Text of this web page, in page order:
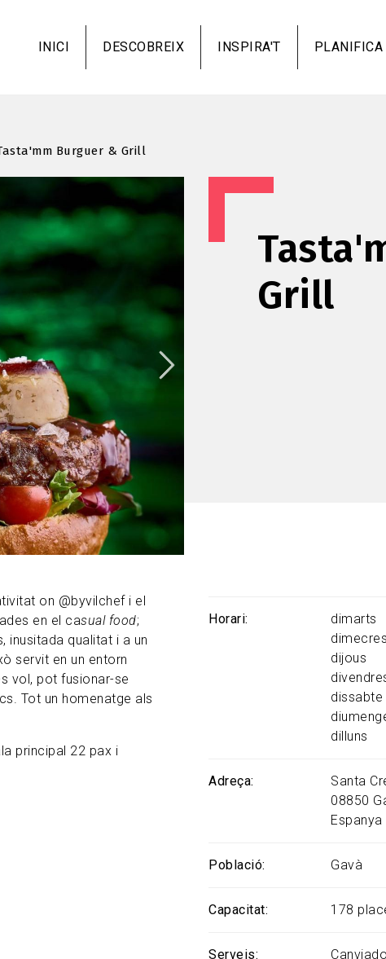
al
contingut
INICI DESCOBREIX INSPIRA'T PLANIFICA
Burguer & Grill
Grill
on @byvilchef i el
en el casual food;
inusitada qualitat i a un
servit en un entorn
vol, pot fusionar-se
Tot un homenatge als
principal 22 pax i
Horari
dimarts
dijous
dilluns
Adreça
Santa
08850
Espanya
Població Gavà
Capacitat 178
Serveis